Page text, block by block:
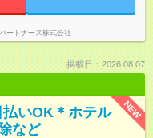
ートナーズ株式会社
掲載日：2026.08.07
NEW
払いOK＊ホテル
など